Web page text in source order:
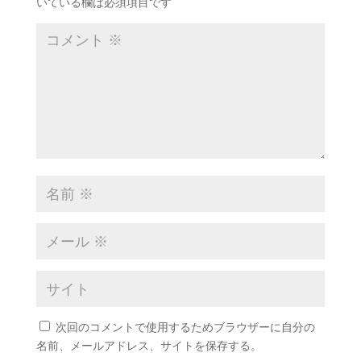
次回のコメントで使用するためブラウザーに自分の
名前、メールアドレス、サイトを保存する。